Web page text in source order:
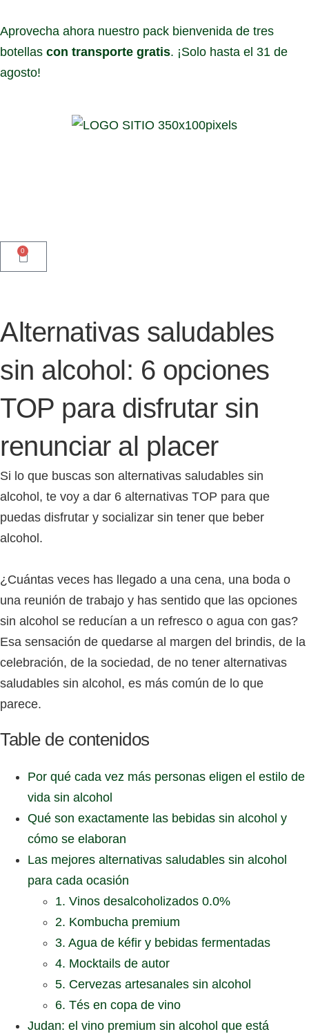
Aprovecha ahora nuestro pack bienvenida de tres
botellas con transporte gratis. ¡Solo hasta el 31 de
agosto!
0
Alternativas saludables
sin alcohol: 6 opciones
TOP para disfrutar sin
renunciar al placer
Si lo que buscas son alternativas saludables sin
alcohol, te voy a dar 6 alternativas TOP para que
puedas disfrutar y socializar sin tener que beber
alcohol.
¿Cuántas veces has llegado a una cena, una boda o
una reunión de trabajo y has sentido que las opciones
sin alcohol se reducían a un refresco o agua con gas?
Esa sensación de quedarse al margen del brindis, de la
celebración, de la sociedad, de no tener alternativas
saludables sin alcohol, es más común de lo que
parece.
Table de contenidos
Por qué cada vez más personas eligen el estilo de
vida sin alcohol
Qué son exactamente las bebidas sin alcohol y
cómo se elaboran
Las mejores alternativas saludables sin alcohol
para cada ocasión
1. Vinos desalcoholizados 0.0%
2. Kombucha premium
3. Agua de kéfir y bebidas fermentadas
4. Mocktails de autor
5. Cervezas artesanales sin alcohol
6. Tés en copa de vino
Judan: el vino premium sin alcohol que está